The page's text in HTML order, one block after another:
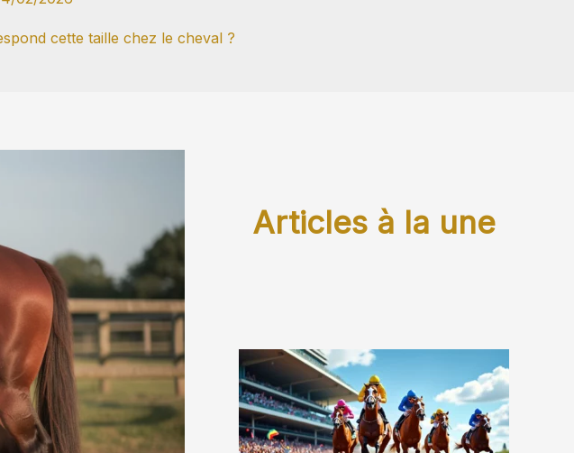
cette taille chez le cheval ?
Articles à la une